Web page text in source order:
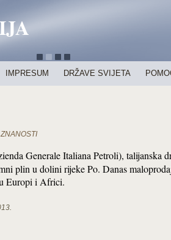
IMPRESUM DRŽAVE SVIJETA
Generale Italiana Petroli), talijanska
plin u dolini rijeke Po. Danas
Europi i Africi.